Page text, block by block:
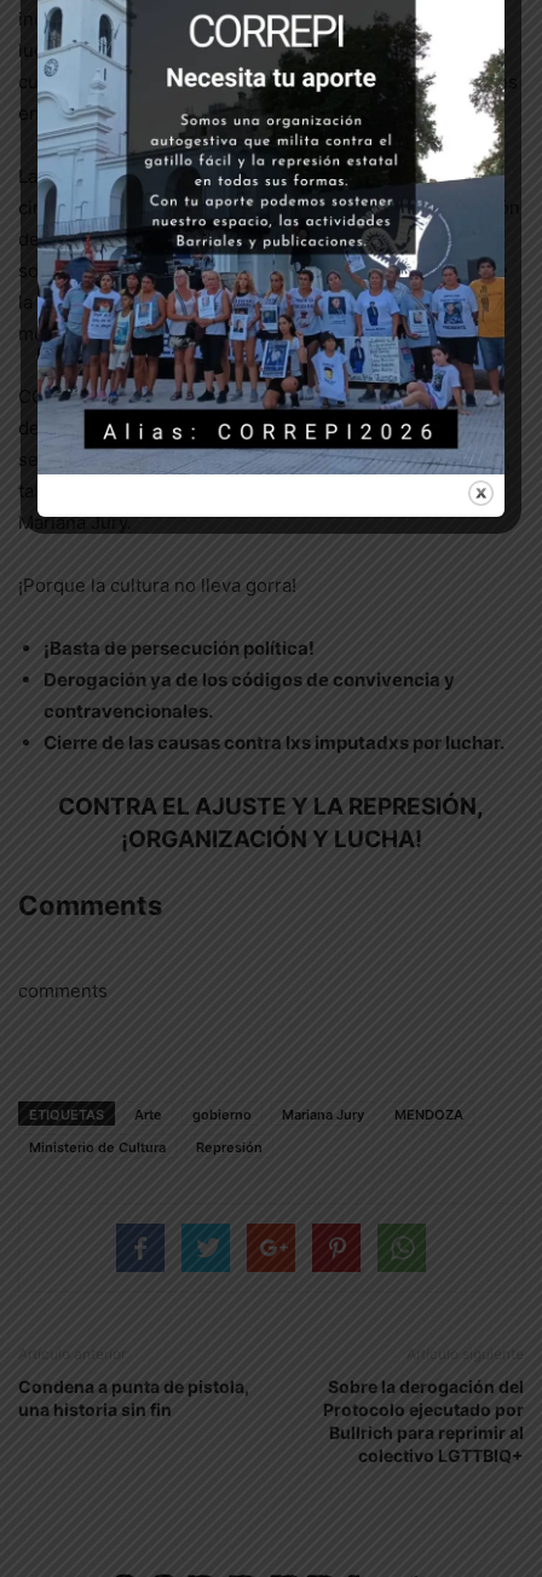
inocente si tenemos en cuenta que el principal arma de
lucha del pueblo mendocino ha sido el arte callejero y la
cultura expresada de las formas más creativas y originales
en múltiples dimensiones.
Las declaraciones de este ministerio con bigote buscan
circunscribir el reclamo ambiental y por la despenalización
del aborto a un pequeño grupo, cuando es evidente que
son demandas claramente enarboladas por gran parte de
la sociedad, como se evidenció en las masivas
movilizaciones del Contracarrusel y el 8M.
CORREPI manifiesta su más enérgico repudio a las
declaraciones del ministerio de Cultura. Exigimos que no
se apliquen las penalizaciones a lxs trabajadorxs del arte,
tal como manifestó bajo amenazas patoteras la ministra
Mariana Jury.
¡Porque la cultura no lleva gorra!
¡Basta de persecución política!
Derogación ya de los códigos de convivencia y
contravencionales.
Cierre de las causas contra lxs imputadxs por luchar.
CONTRA EL AJUSTE Y LA REPRESIÓN,
¡ORGANIZACIÓN Y LUCHA!
Comments
comments
ETIQUETAS Arte gobierno Mariana Jury
MENDOZA
Ministerio de Cultura
Represión
Artículo anterior
Condena a punta de pistola,
una historia sin fin
Artículo siguiente
Sobre la derogación del
Protocolo ejecutado por
Bullrich para reprimir al
colectivo LGTTBIQ+